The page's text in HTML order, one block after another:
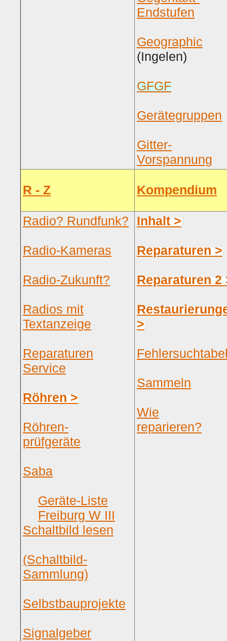
Endstufen
Geographic
(Ingelen)
GFGF
Gerätegruppen
Gitter-
Vorspannung
R - Z Kompendium
Radio? Rundfunk?
Radio-Kameras
Radio-Zukunft?
Radios mit
Textanzeige
Reparaturen
Service
Röhren >
Röhren-
prüfgeräte
Saba
Geräte-Liste
Freiburg W III
Schaltbild lesen
(Schaltbild-
Sammlung)
Selbstbauprojekte
Signalgeber
Inhalt >
Reparaturen >
Reparaturen 2
>
Sammeln
Wie
reparieren?